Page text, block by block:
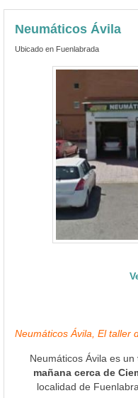
Neumáticos Ávila
Ubicado en Fuenlabrada
Neumáticos Ávila, El taller
Neumáticos Ávila es un
mañana cerca de
localidad de